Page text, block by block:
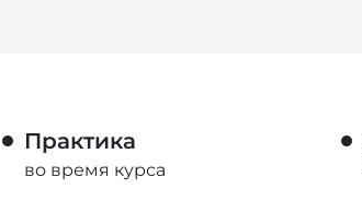
Практика
во время курса